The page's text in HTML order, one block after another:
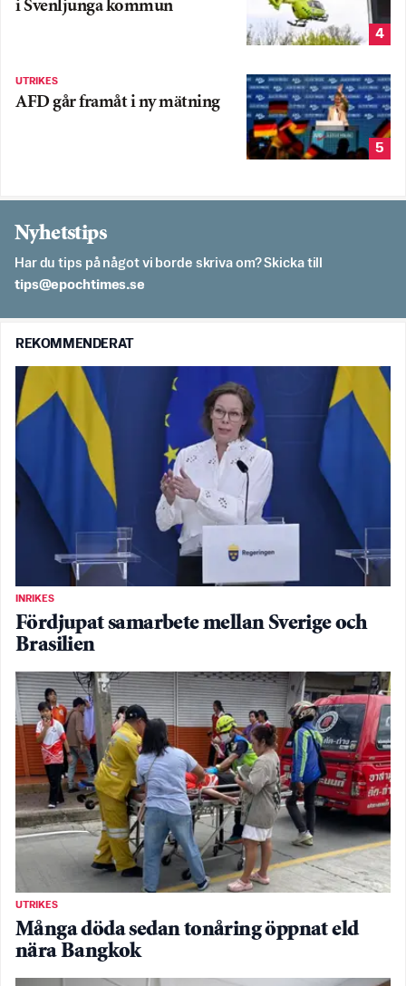
i Svenljunga kommun
4
UTRIKES
AFD går framåt i ny mätning
5
Nyhetstips
Har du tips på något vi borde skriva om? Skicka till
es.semithcope@spit
REKOMMENDERAT
INRIKES
Fördjupat samarbete mellan Sverige och
Brasilien
UTRIKES
Många döda sedan tonåring öppnat eld
nära Bangkok